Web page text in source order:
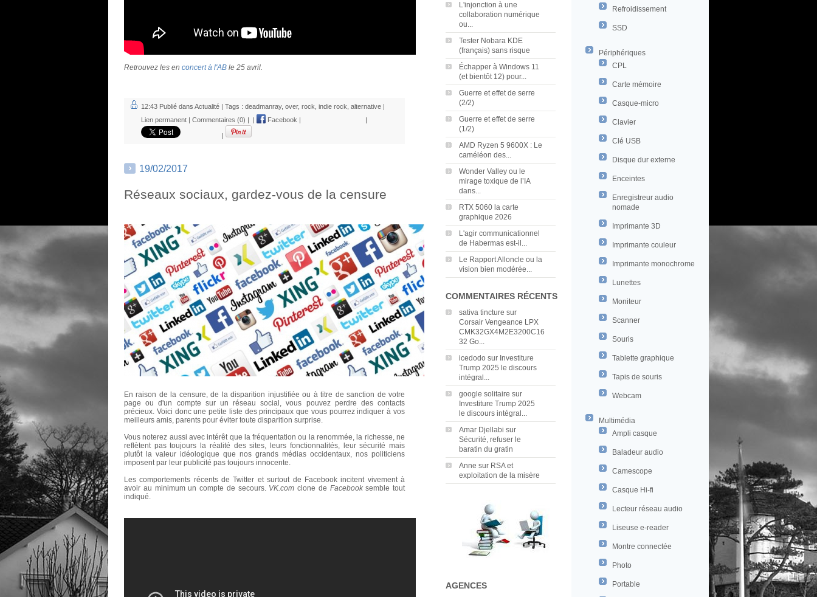
Refroidissement
SSD
Périphériques
CPL
Carte mémoire
Casque-micro
Clavier
Clé USB
Disque dur externe
Enceintes
Enregistreur audio
nomade
Imprimante 3D
Imprimante couleur
Imprimante monochrome
Lunettes
Moniteur
Scanner
Souris
Tablette graphique
Tapis de souris
Webcam
Multimédia
Ampli casque
Baladeur audio
Camescope
Casque Hi-fi
Lecteur réseau audio
Liseuse e-reader
Montre connectée
Photo
Portable
L'injonction à une
collaboration numérique
ou...
Tester Nobara KDE
(français) sans risque
Échapper à Windows 11
(et bientôt 12) pour...
Guerre et effet de serre
(2/2)
Guerre et effet de serre
(1/2)
AMD Ryzen 5 9600X : Le
caméléon des...
Wonder Valley ou le
mirage toxique de l’IA
dans...
RTX 5060 la carte
graphique 2026
L'agir communicationnel
de Habermas est-il...
Le Rapport Alloncle ou la
vision bien modérée...
COMMENTAIRES RÉCENTS
sativa tincture sur
Corsair Vengeance LPX
CMK32GX4M2E3200C16
32 Go...
icedodo sur Investiture
Trump 2025 le discours
intégral...
google solitaire sur
Investiture Trump 2025
le discours intégral...
Amar Djellabi sur
Sécurité, refuser le
baratin du gratin
Anne sur RSA et
exploitation de la misère
AGENCES
Retrouvez les en concert à l'AB le 25 avril.
12:43 Publié dans Actualité | Tags : deadmanray, over, rock indie rock alternative |
Lien permanent | Commentaires (0) | | Facebook | |
|
19/02/2017
Réseaux sociaux, gardez-vous de la censure
En raison de la censure, de la disparition injustifiée ou à titre de sanction de votre
page ou d'un compte sur un réseau social, vous pouvez perdre des contacts
précieux. Voici donc une petite liste des principaux que vous pourrez indiquer à vos
meilleurs amis, parents pour éviter toute disparition surprise.
Vous noterez aussi avec intérêt que la fréquentation ou la renommée, la richesse, ne
reflètent pas toujours la réalité des sites, leurs fonctionnalités, leur sécurité mais
plutôt la valeur idéologique que nos grands médias occidentaux, nos politiciens
imposent par leur publicité pas toujours innocente.
Les comportements récents de Twitter et surtout de Facebook incitent vivement à
avoir au minimum un compte de secours. VK.com clone de Facebooksemble tout
indiqué.